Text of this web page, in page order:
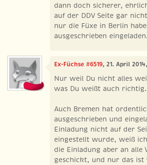
dann doch sicherer,
auf der DDV Seite gar
nur die Füxe in Berlin
ausgeschrieben eingeladen.
Ex-Füchse #6519, 21. April
Nur weil Du nicht alles
was Du weißt auch richtig.
Auch Bremen hat
ausgeschrieben und
Einladung nicht auf der
eingestellt wurde, weiß
die Einladung aber an alle
geschickt, und nur das ist